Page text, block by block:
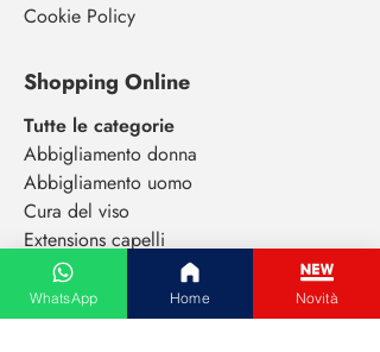
Cookie Policy
Shopping Online
Tutte le categorie
Abbigliamento donna
Abbigliamento uomo
Cura del viso
Extensions capelli
Elettronica di consumo
Animali da compagnia
Gioielli e bigiotteria
WhatsApp Home Novità